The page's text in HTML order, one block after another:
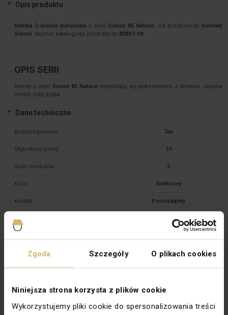
Zgoda Szczegóły O plikach cookies
Niniejsza strona korzysta z plików cookie
Wykorzystujemy pliki cookie do spersonalizowania treści
Opis produktu
Ramka 3-krotna metalowa z serii Simon 82 Nature, od producenta
Kontakt
Simon. Numer katalogowy produktu to 82837-38.
OPIS SERII
Ramki z serii Simon 82 Nature wyróżniają się wykonaniem z drewna, stopów
metali oraz szkła.
Dane techniczne
Bezhalogenowe Tak
Głębokość [mm] 10
Ilość modułów 3
Kolor Grafitowy
Kształt Prostokątny
Materiał
Tworzywo sztuczne
Metal